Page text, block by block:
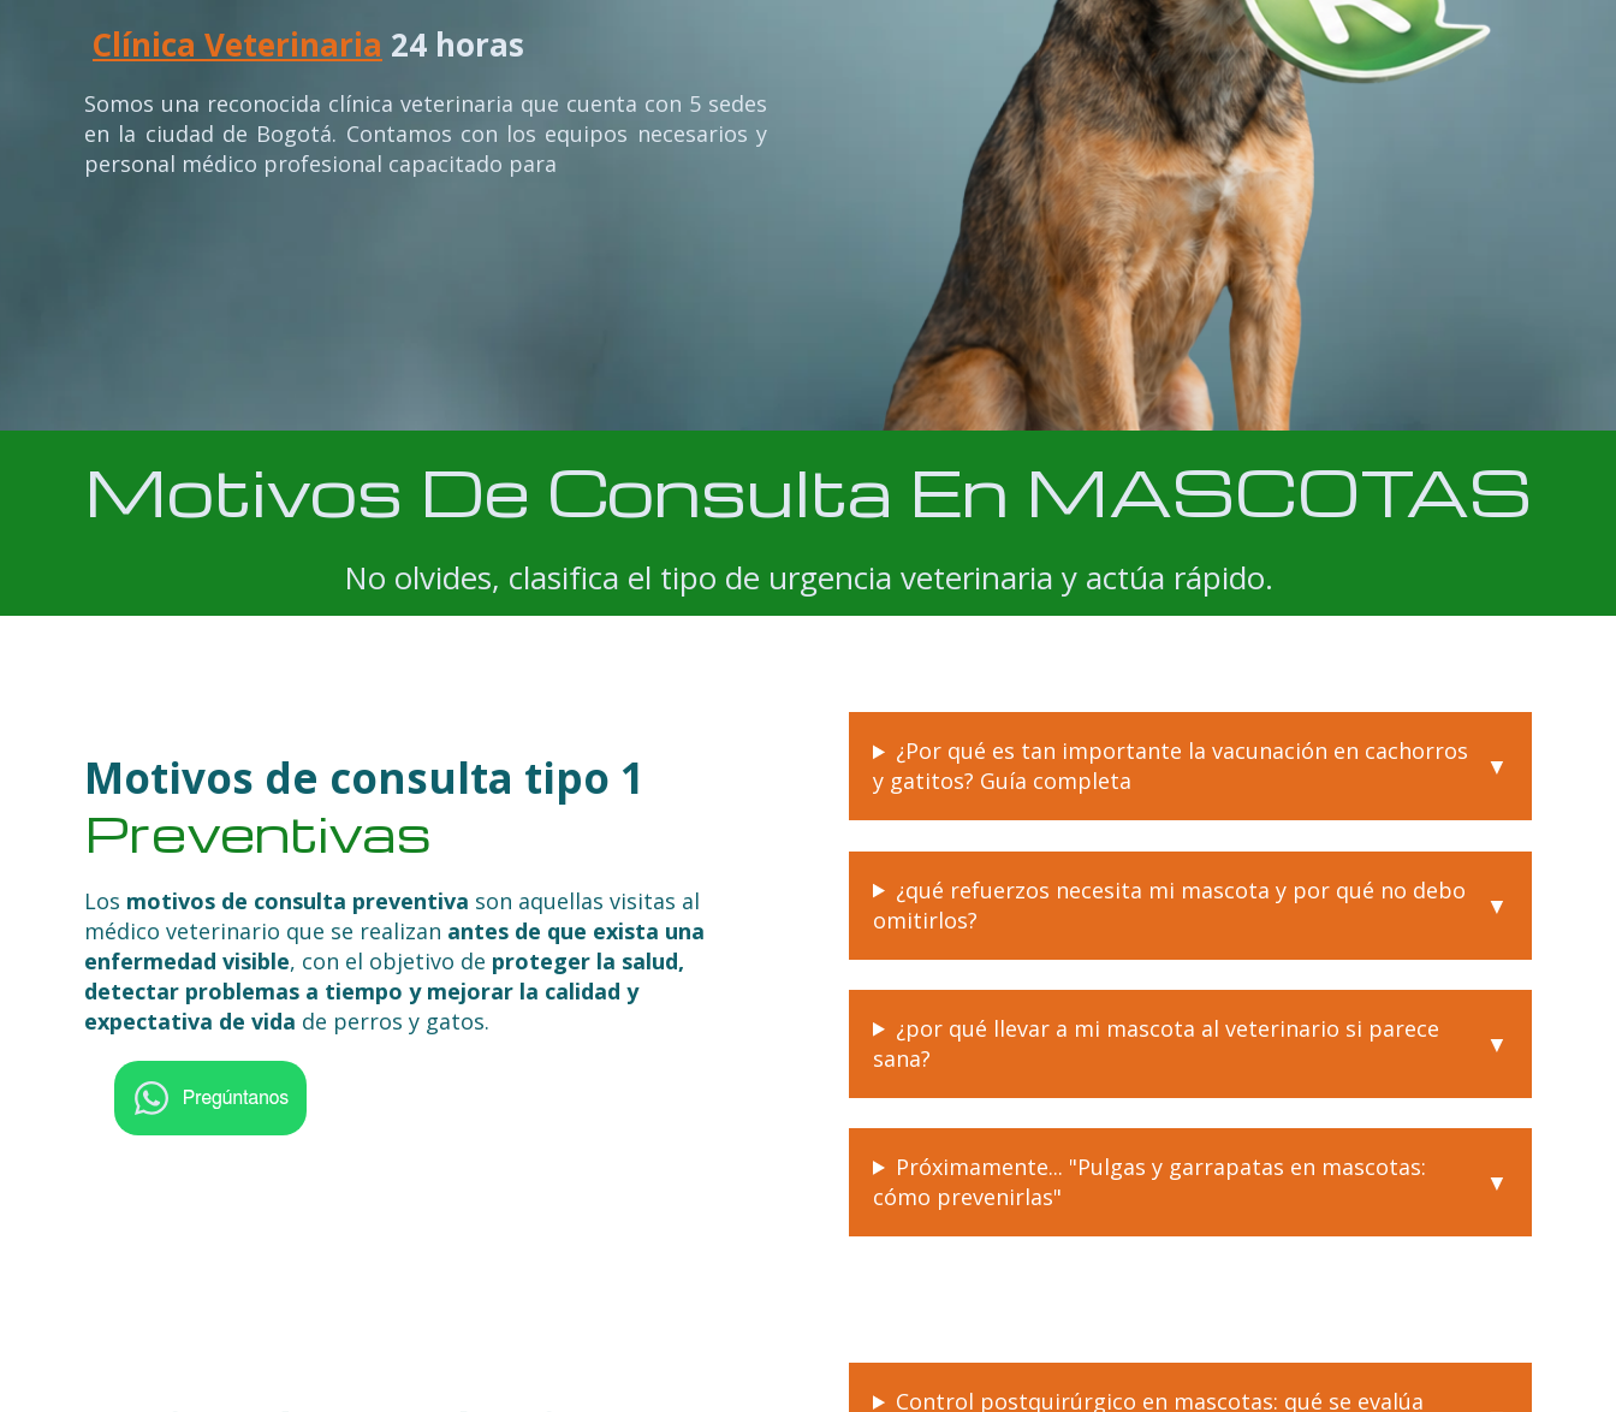
Clínica Veterinaria 24 horas
Somos una reconocida clínica veterinaria que cuenta con 5 sedes
en la ciudad de Bogotá. Contamos con los equipos necesarios y
personal médico profesional capacitado para
Motivos De Consulta En MASCOTAS
No olvides, clasifica el tipo de urgencia veterinaria y actúa rápido.
Motivos de consulta tipo 1
Preventivas
Los motivos de consulta preventiva son aquellas visitas al
médico veterinario que se realizan antes de que exista una
enfermedad visible, con el objetivo de proteger la salud,
detectar problemas a tiempo y mejorar la calidad y
expectativa de vida de perros y gatos.
¿Por qué es tan importante la vacunación en cachorros
y gatitos? Guía completa
¿qué refuerzos necesita mi mascota y por qué no debo
omitirlos?
¿por qué llevar a mi mascota al veterinario si parece
sana?
Próximamente... "Pulgas y garrapatas en mascotas:
cómo prevenirlas"
Control postquirúrgico en mascotas: qué se evalúa